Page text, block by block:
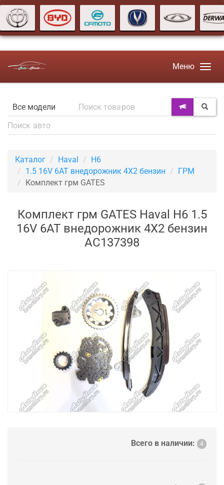
Меню
Каталог Haval
H6
1.5 16V 6AT внедорожник 4X2 бензин
ГРМ
Комплект грм GATES
Комплект грм GATES Haval H6 1.5
16V 6AT внедорожник 4X2 бензин
AC137398
Всего в наличии: 4